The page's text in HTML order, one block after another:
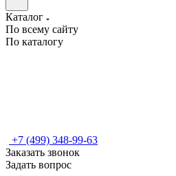
Каталог
По всему сайту
По каталогу
+7 (499) 348-99-63
Заказать звонок
Задать вопрос